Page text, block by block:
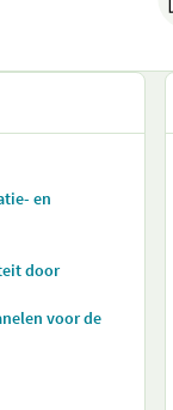
en
door
voor de